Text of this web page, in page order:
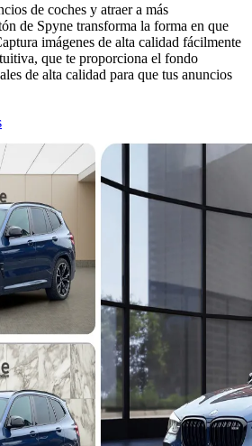
de coches y atraer a más
de Spyne transforma la forma en que
imágenes de alta calidad fácilmente
que te proporciona el fondo
de alta calidad para que tus anuncios